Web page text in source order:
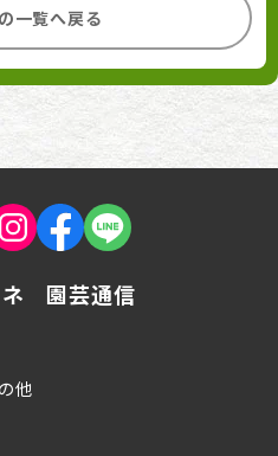
一覧へ戻る
ネ 園芸通信
他